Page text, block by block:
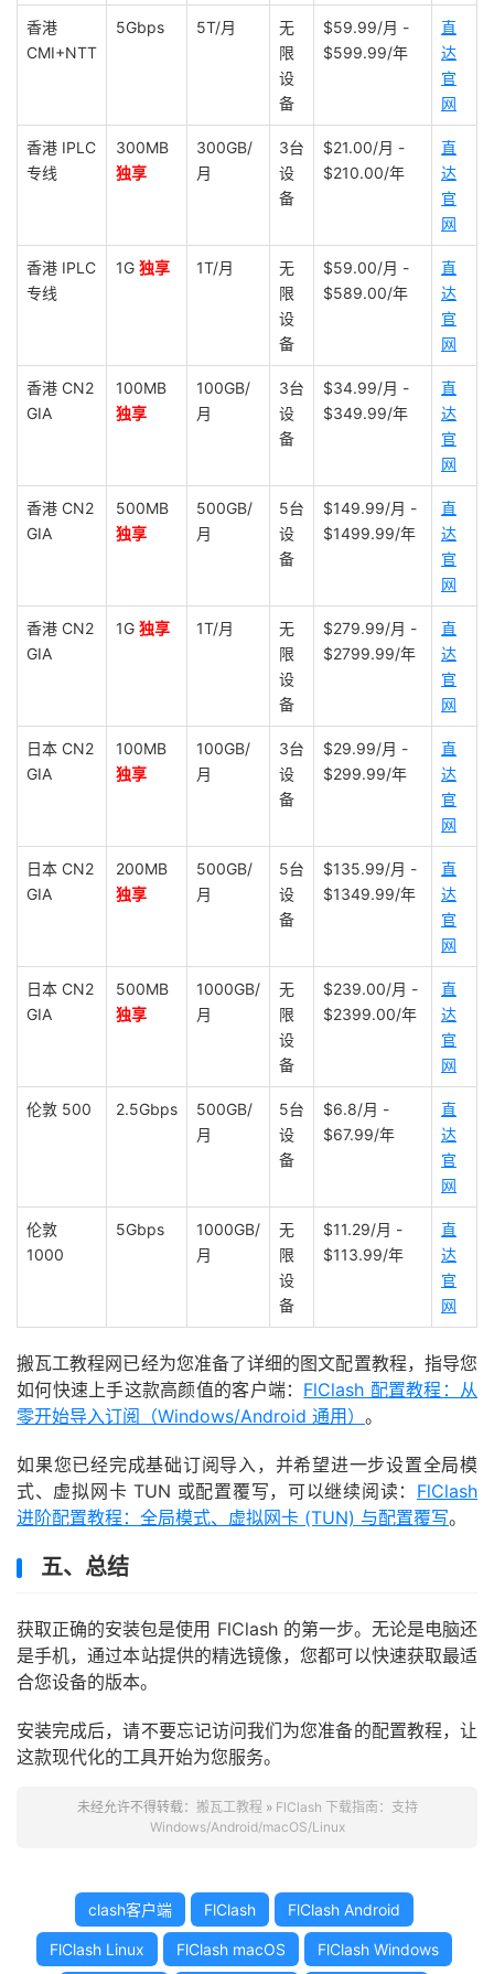
香港
CMI+NTT
5Gbps 5T/月
无
限
设
备
$59.99/月 -
$599.99/年
直
达
官
网
香港 IPLC
专线
300MB
独享
300GB/
月
3台
设
备
$21.00/月 -
$210.00/年
直
达
官
网
香港 IPLC
专线
1G 独享 1T/月
无
限
设
备
$59.00/月 -
$589.00/年
直
达
官
网
香港 CN2
GIA
100MB
独享
100GB/
月
3台
设
备
$34.99/月 -
$349.99/年
直
达
官
网
香港 CN2
GIA
500MB
独享
500GB/
月
5台
设
备
$149.99/月 -
$1499.99/年
直
达
官
网
香港 CN2
GIA
1G 独享 1T/月
无
限
设
备
$279.99/月 -
$2799.99/年
直
达
官
网
日本 CN2
GIA
100MB
独享
100GB/
月
3台
设
备
$29.99/月 -
$299.99/年
直
达
官
网
日本 CN2
GIA
200MB
独享
500GB/
月
5台
设
备
$135.99/月 -
$1349.99/年
直
达
官
网
日本 CN2
GIA
500MB
独享
1000GB/
月
无
限
设
备
$239.00/月 -
$2399.00/年
直
达
官
网
伦敦 500 2.5Gbps
500GB/
月
5台
设
备
$6.8/月 -
$67.99/年
直
达
官
网
伦敦
1000
5Gbps
1000GB/
月
无
限
设
备
$11.29/月 -
$113.99/年
直
达
官
网
搬瓦工教程网已经为您准备了详细的图文配置教程，指导您
如何快速上手这款高颜值的客户端： FlClash 配置教程：从
零开始导入订阅（Windows/Android 通用） 。
如果您已经完成基础订阅导入，并希望进一步设置全局模
式、虚拟网卡 TUN 或配置覆写，可以继续阅读： FlClash
进阶配置教程：全局模式、虚拟网卡 (TUN) 与配置覆写。
五、总结
获取正确的安装包是使用 FlClash 的第一步。无论是电脑还
是手机，通过本站提供的精选镜像，您都可以快速获取最适
合您设备的版本。
安装完成后，请不要忘记访问我们为您准备的配置教程，让
这款现代化的工具开始为您服务。
未经允许不得转载： 搬瓦工教程 » FlClash 下载指南：支持
Windows/Android/macOS/Linux
clash客户端 FlClash FlClash Android
FlClash Linux FlClash macOS FlClash Windows